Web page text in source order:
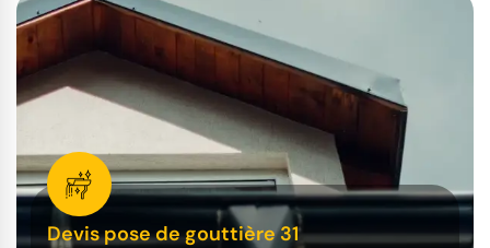
Devis pose de gouttière 31